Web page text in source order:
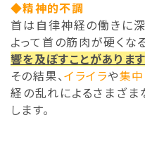
◆精神的不調
首は自律神経の働きに
よって首の筋肉が硬くな
響を及ぼすことがあります
その結果、イライラや集
経の乱れによるさまざま
します。